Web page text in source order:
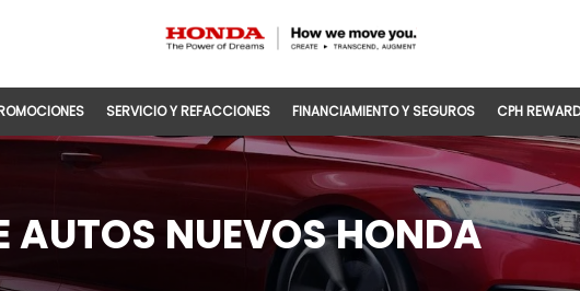
SERVICIO Y REFACCIONES FINANCIAMIENTO Y SEGUROS CPH
AUTOS NUEVOS HONDA